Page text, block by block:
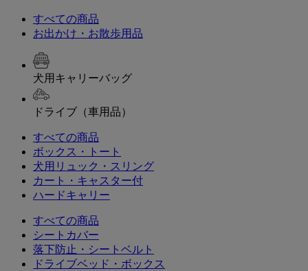
すべての商品
お出かけ・お散歩用品
犬用キャリーバッグ
ドライブ（車用品）
すべての商品
ボックス・トート
犬用リュック・スリング
カート・キャスター付
ハードキャリー
すべての商品
シートカバー
落下防止・シートベルト
ドライブベッド・ボックス